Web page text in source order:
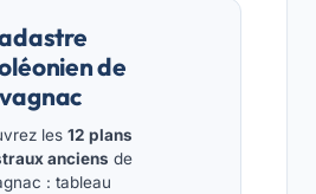
de
les 12 plans
anciens de
: tableau